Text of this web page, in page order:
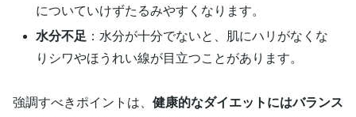
についていけずたるみやすくなります。
水分不足 ：水分が十分でないと、肌にハリがなくな
りシワやほうれい線が目立つことがあります。
強調すべきポイントは、 健康的なダイエットにはバランス